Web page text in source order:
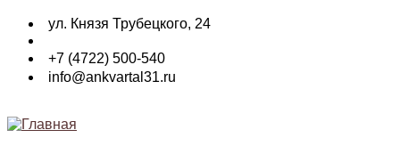
Перейти
основному
содержанию
ул. Князя Трубецкого, 24
+7 (4722) 500-540
info@ankvartal31.ru